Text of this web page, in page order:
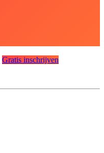
Gratis inschrijven